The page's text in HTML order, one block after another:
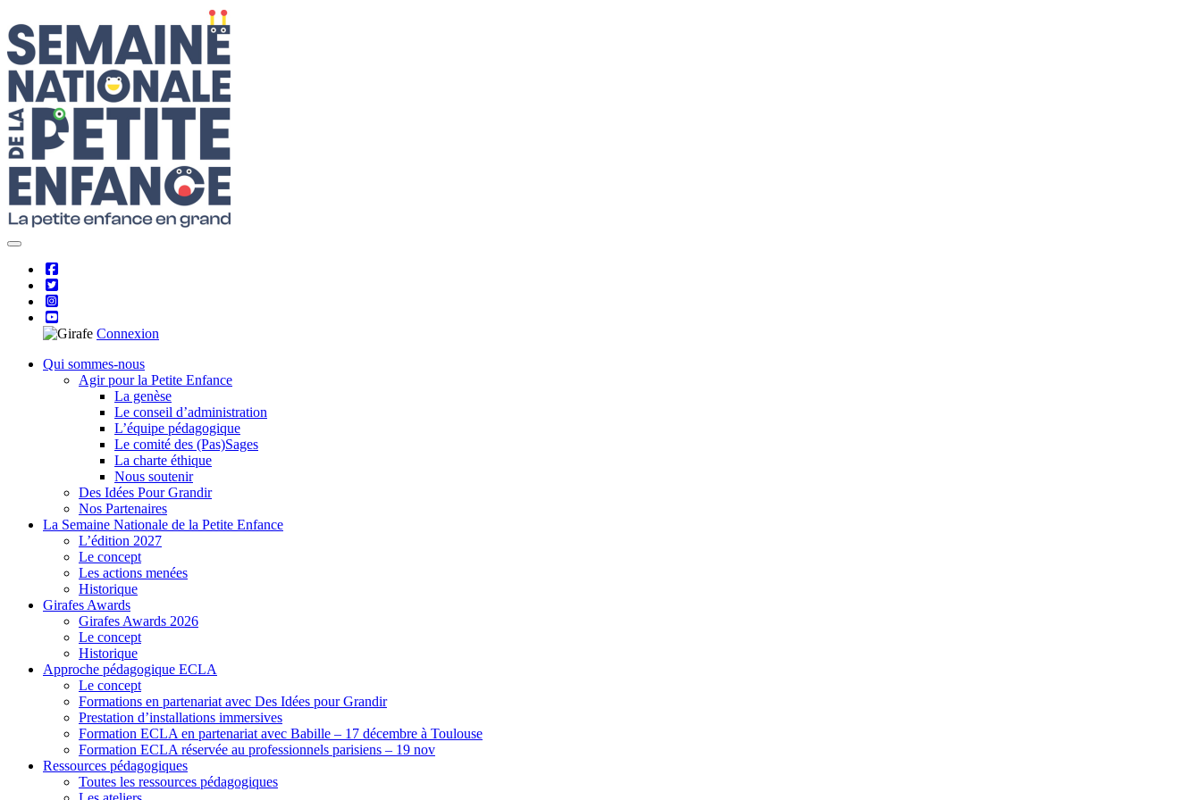
to
content
Connexion
Qui sommes-nous
Agir pour la Petite Enfance
La genèse
Le conseil d’administration
L’équipe pédagogique
Le comité des (Pas)Sages
La charte éthique
Nous soutenir
Des Idées Pour Grandir
Nos Partenaires
La Semaine Nationale de la Petite Enfance
L’édition 2027
Le concept
Les actions menées
Historique
Girafes Awards
Girafes Awards 2026
Le concept
Historique
Approche pédagogique ECLA
Le concept
Formations en partenariat avec Des Idées pour Grandir
Prestation d’installations immersives
Formation ECLA en partenariat avec Babille – 17 décembre à Toulouse
Formation ECLA réservée au professionnels parisiens – 19 nov
Ressources pédagogiques
Toutes les ressources pédagogiques